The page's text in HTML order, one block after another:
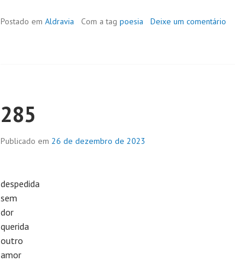
Postado em Aldravia Com a tag poesia Deixe um comentário
285
Publicado em 26 de dezembro de 2023
despedida
sem
dor
querida
outro
amor